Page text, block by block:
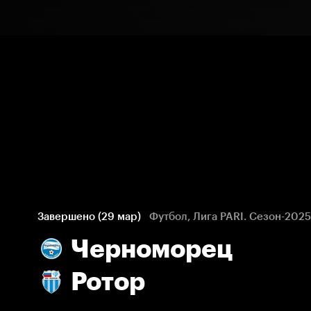
Завершено (29 мар) Футбол, Лига PARI. Сезон-
Черноморец
Ротор